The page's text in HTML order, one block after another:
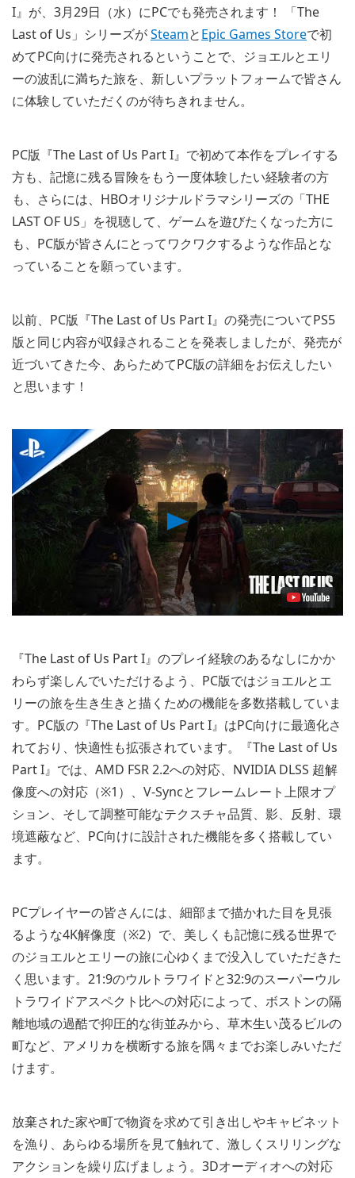
I』が、3月29日（水）にPCでも発売されます！ 「The
Last of Us」シリーズがSteamとEpic Games Storeで初
めてPC向けに発売されるということで、ジョエルとエリ
ーの波乱に満ちた旅を、新しいプラットフォームで皆さん
に体験していただくのが待ちきれません。
PC版『The Last of Us Part I』で初めて本作をプレイする
方も、記憶に残る冒険をもう一度体験したい経験者の方
も、さらには、HBOオリジナルドラマシリーズの「THE
LAST OF US」を視聴して、ゲームを遊びたくなった方に
も、PC版が皆さんにとってワクワクするような作品とな
っていることを願っています。
以前、PC版『The Last of Us Part I』の発売についてPS5
版と同じ内容が収録されることを発表しましたが、発売が
近づいてきた今、あらためてPC版の詳細をお伝えしたい
と思います！
Play
Video
『The Last of Us Part I』のプレイ経験のあるなしにかか
わらず楽しんでいただけるよう、PC版ではジョエルとエ
リーの旅を生き生きと描くための機能を多数搭載していま
す。PC版の『The Last of Us Part I』はPC向けに最適化さ
れており、快適性も拡張されています。『The Last of Us
Part I』では、AMD FSR 2.2への対応、NVIDIA DLSS 超解
像度への対応（※1）、V-Syncとフレームレート上限オプ
ション、そして調整可能なテクスチャ品質、影、反射、環
境遮蔽など、PC向けに設計された機能を多く搭載してい
ます。
PCプレイヤーの皆さんには、細部まで描かれた目を見張
るような4K解像度（※2）で、美しくも記憶に残る世界で
のジョエルとエリーの旅に心ゆくまで没入していただきた
く思います。21:9のウルトラワイドと32:9のスーパーウル
トラワイドアスペクト比への対応によって、ボストンの隔
離地域の過酷で抑圧的な街並みから、草木生い茂るビルの
町など、アメリカを横断する旅を隅々までお楽しみいただ
けます。
放棄された家や町で物資を求めて引き出しやキャビネット
を漁り、あらゆる場所を見て触れて、激しくスリリングな
アクションを繰り広げましょう。3Dオーディオへの対応